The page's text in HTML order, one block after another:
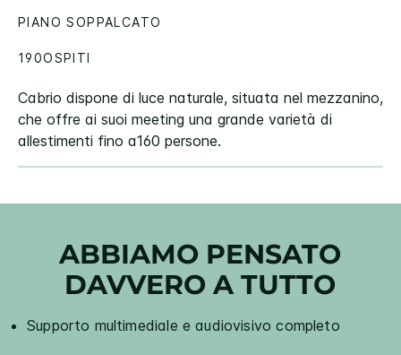
Cabrio dispone di luce naturale, situata nel mezzanino,
che offre ai suoi meeting una grande varietà di
allestimenti fino a160 persone.
PIANO SOPPALCATO
190OSPITI
ABBIAMO PENSATO
DAVVERO A TUTTO
Supporto multimediale e audiovisivo completo